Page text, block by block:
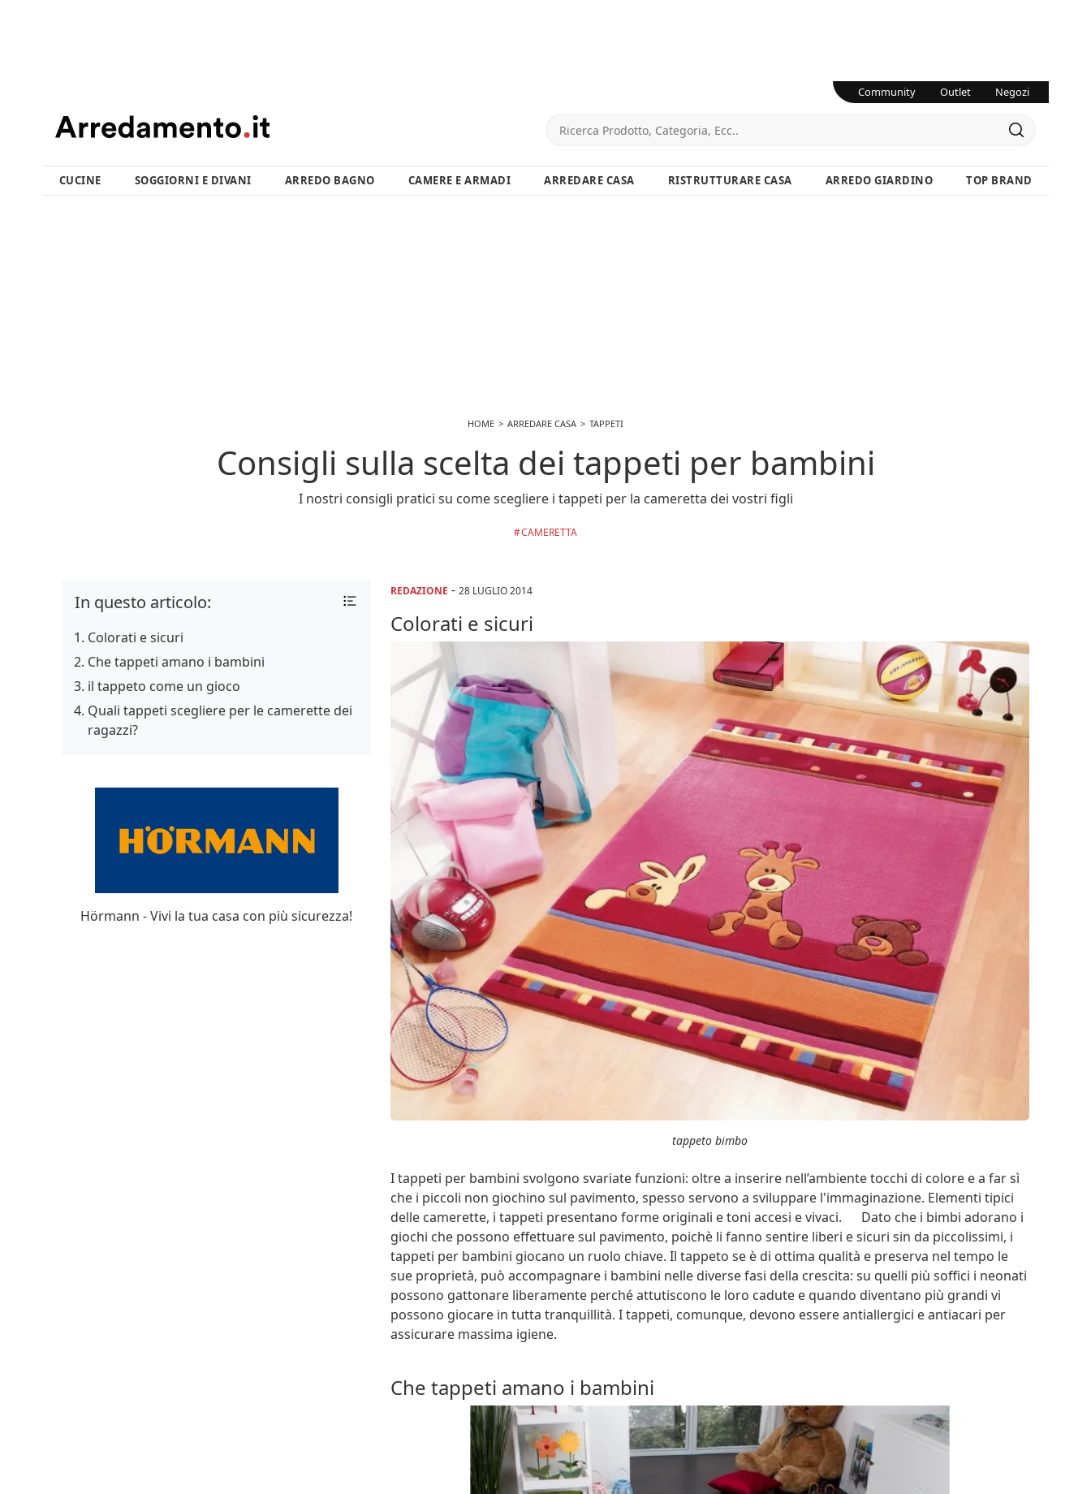
Community Outlet Negozi
CUCINE SOGGIORNI E DIVANI ARREDO BAGNO CAMERE E ARMADI ARREDARE CASA RISTRUTTURARE CASA ARREDO GIARDINO TOP BRAND
HOME ARREDARE CASA TAPPETI
Consigli sulla scelta dei tappeti per bambini
I nostri consigli pratici su come scegliere i tappeti per la cameretta dei vostri figli
CAMERETTA
REDAZIONE -28 LUGLIO 2014
Colorati e sicuri
tappeto bimbo
I tappeti per bambini svolgono svariate funzioni: oltre a inserire nell’ambiente tocchi di colore e a far sì
che i piccoli non giochino sul pavimento, spesso servono a sviluppare l'immaginazione. Elementi tipici
delle camerette, i tappeti presentano forme originali e toni accesi e vivaci. Dato che i bimbi adorano i
giochi che possono effettuare sul pavimento, poichè li fanno sentire liberi e sicuri sin da piccolissimi, i
tappeti per bambini giocano un ruolo chiave. Il tappeto se è di ottima qualità e preserva nel tempo le
sue proprietà, può accompagnare i bambini nelle diverse fasi della crescita: su quelli più soffici i neonati
possono gattonare liberamente perché attutiscono le loro cadute e quando diventano più grandi vi
possono giocare in tutta tranquillità. I tappeti, comunque, devono essere antiallergici e antiacari per
assicurare massima igiene.
Che tappeti amano i bambini
In questo articolo:
Colorati e sicuri
Che tappeti amano i bambini
il tappeto come un gioco
Quali tappeti scegliere per le camerette dei
ragazzi?
Hörmann - Vivi la tua casa con più sicurezza!